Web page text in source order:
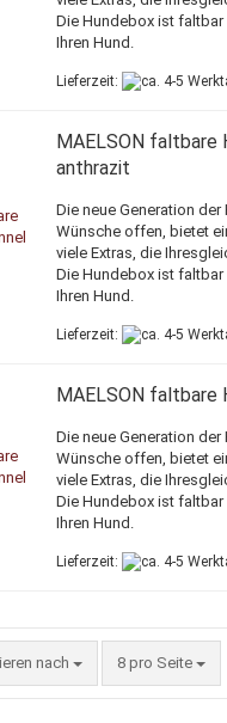
Die Hundebox ist
Ihren Hund.
Lieferzeit:
MAELSON faltbare
anthrazit
Die neue Generation
Wünsche offen, bietet
viele Extras, die
Die Hundebox ist
Ihren Hund.
Lieferzeit:
MAELSON faltbare
Die neue Generation
Wünsche offen, bietet
viele Extras, die
Die Hundebox ist
Ihren Hund.
Lieferzeit:
nach
nach 8 pro Seite
pro Seite